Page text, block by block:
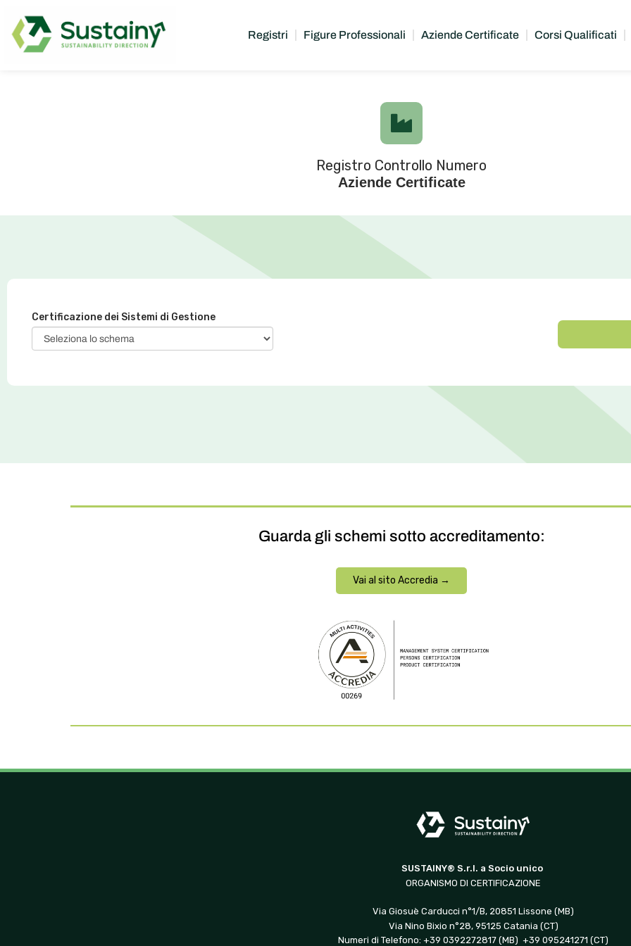
Registri Figure Professionali Aziende Certificate Corsi Qualificati
Registro Controllo Numero
Aziende Certificate
Certificazione dei Sistemi di Gestione
Guarda gli schemi sotto accreditamento:
Vai al sito Accredia →
SUSTAINY® S.r.l. a Socio unico
ORGANISMO DI CERTIFICAZIONE
Via Giosuè Carducci n°1/B, 20851 Lissone (MB)
Via Nino Bixio n°28, 95125 Catania (CT)
Numeri di Telefono: +39 0392272817 (MB) +39 095241271 (CT)